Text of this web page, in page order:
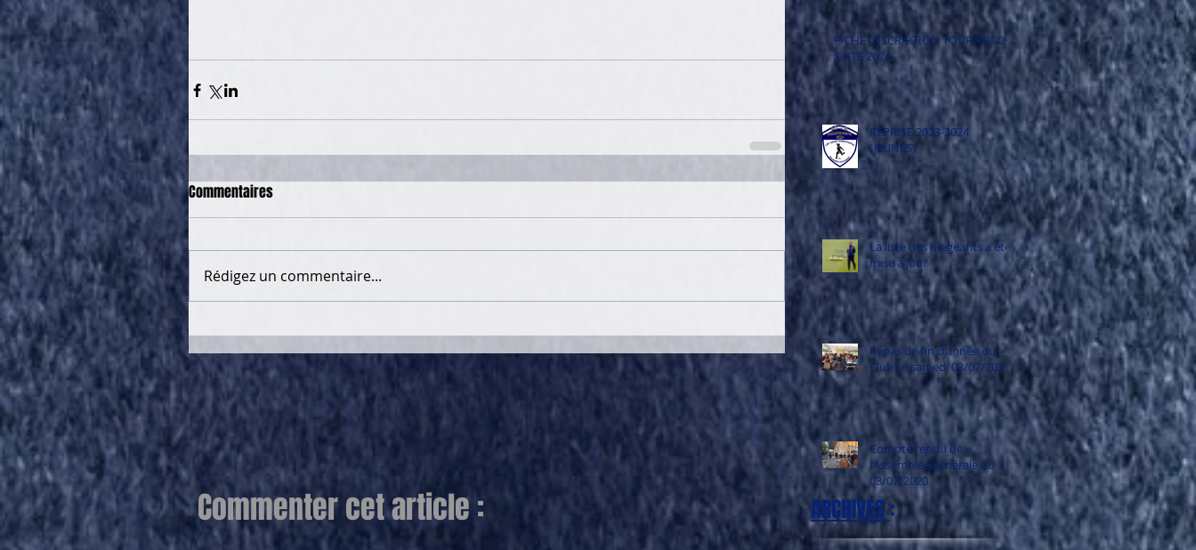
Commentaires
Rédigez un commentaire...
Commenter cet article :
FICHE INSCRIPTION TOURNOI DE
SIXTE 2024
REPRISE 2023-2024
(JEUNES)
La liste des dirigeants a été
mise à jour
Repas de fin d'année du
Club ce samedi 03/07/2021
Compte rendu de
l’Assemblée générale du
03/07/2020
ARCHIVES: